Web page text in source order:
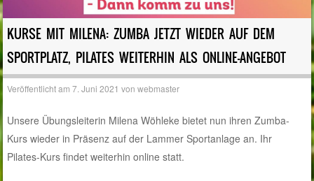
KURSE MIT MILENA: ZUMBA JETZT WIEDER AUF DEM
SPORTPLATZ, PILATES WEITERHIN ALS ONLINE-ANGEBOT
Veröffentlicht am7. Juni 2021 vonwebmaster
Unsere Übungsleiterin Milena Wöhleke bietet nun ihren Zumba-
Kurs wieder in Präsenz auf der Lammer Sportanlage an. Ihr
Pilates-Kurs findet weiterhin online statt.